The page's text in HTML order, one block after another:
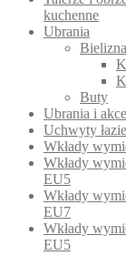
kuchenne
Ubrania
Bielizna
Buty
Ubrania i
Uchwyty
Wkłady
Wkłady
EU5
Wkłady
EU7
Wkłady
EU5